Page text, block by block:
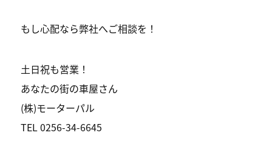
もし心配なら弊社へご相談を！
土日祝も営業！
あなたの街の車屋さん
(株)モーターパル
TEL 0256-34-6645